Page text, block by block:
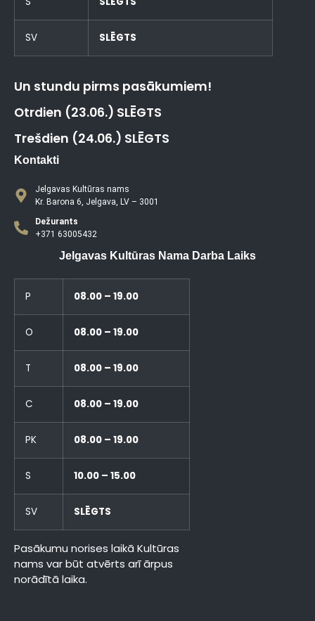
SV SLĒGTS
Un stundu pirms pasākumiem!
Otrdien (23.06.) SLĒGTS
Trešdien (24.06.) SLĒGTS
Kontakti
Jelgavas Kultūras nams
Kr. Barona 6, Jelgava, LV – 3001
Dežurants
+371 63005432
Jelgavas Kultūras Nama Darba Laiks
P 08.00 – 19.00
O 08.00 – 19.00
T 08.00 – 19.00
C 08.00 – 19.00
PK 08.00 – 19.00
S 10.00 – 15.00
SV SLĒGTS
Pasākumu norises laikā Kultūras
nams var būt atvērts arī ārpus
norādītā laika.